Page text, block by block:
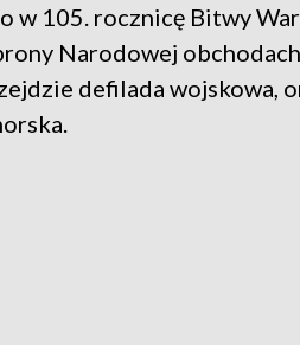
w 105. rocznicę Bitwy
Narodowej
defilada wojskowa,